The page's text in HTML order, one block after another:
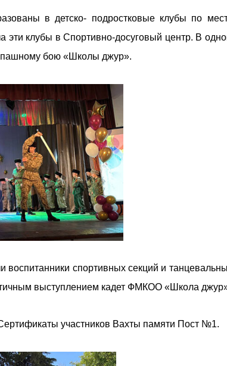
в детско- подростковые клубы по
эти клубы в Спортивно-досуговый центр. В
бою «Школы джур».
воспитанники спортивных секций и
выступлением кадет ФМКОО «Школа
участников Вахты памяти Пост №1.